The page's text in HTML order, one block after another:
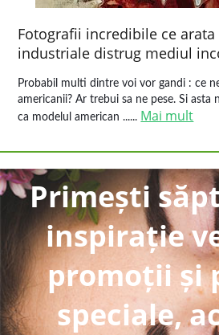
Fotografii incredibile ce
industriale distrug mediul
Probabil multi dintre voi vor gandi : ce
americanii? Ar trebui sa ne pese. Si asta
ca modelul american ...... Mai mult
Primești
inspirație
promoții și
speciale,